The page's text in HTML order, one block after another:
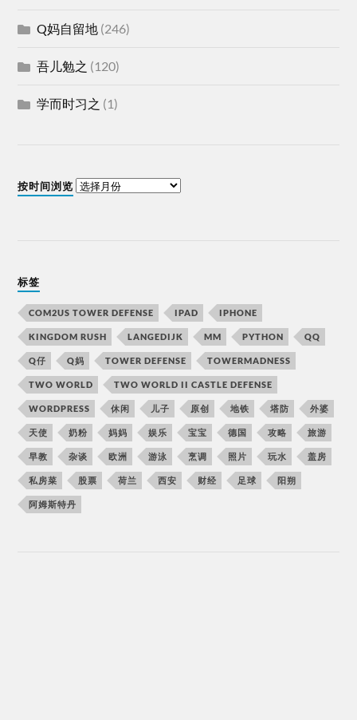
Q妈自留地 (246)
吾儿勉之 (120)
学而时习之 (1)
按时间浏览
标签
COM2US TOWER DEFENSE IPAD IPHONE
KINGDOM RUSH LANGEDIJK MM PYTHON QQ
Q仔 Q妈 TOWER DEFENSE TOWERMADNESS
TWO WORLD TWO WORLD II CASTLE DEFENSE
WORDPRESS 休闲 儿子 原创 地铁 塔防 外婆
天使 奶粉 妈妈 娱乐 宝宝 德国 攻略 旅游
早教 杂谈 欧洲 游泳 烹调 照片 玩水 盖房
私房菜 股票 荷兰 西安 财经 足球 阳朔
阿姆斯特丹